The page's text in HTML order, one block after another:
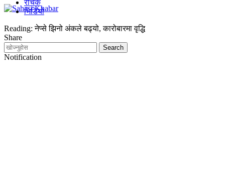
रोचक
भिडियो
Reading: नेप्से झिनो अंकले बढ्यो, कारोबारमा वृद्धि
Share
Notification